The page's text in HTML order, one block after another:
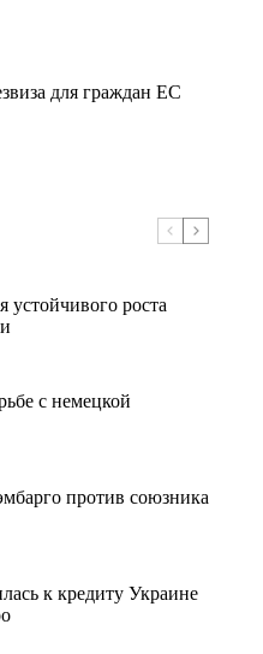
для граждан ЕС
устойчивого роста
с немецкой
против союзника
к кредиту Украине